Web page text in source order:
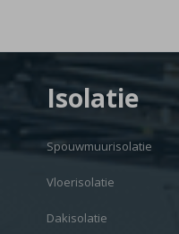
Isolatie
Spouwmuurisolatie
Vloerisolatie
Dakisolatie